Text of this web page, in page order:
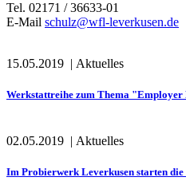
Tel. 02171 / 36633-01
E-Mail schulz@wfl-leverkusen.de
15.05.2019 | Aktuelles
Werkstattreihe zum Thema
02.05.2019 | Aktuelles
Im Probierwerk Leverkusen starten